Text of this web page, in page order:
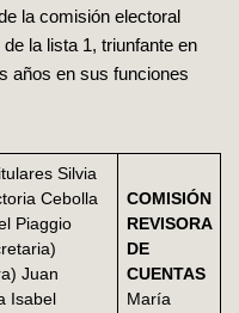
la comisión electoral
la lista 1, triunfante en
años en sus funciones
Silvia
Cebolla
Piaggio
Juan
Isabel
COMISIÓN
REVISORA
DE
CUENTAS
María